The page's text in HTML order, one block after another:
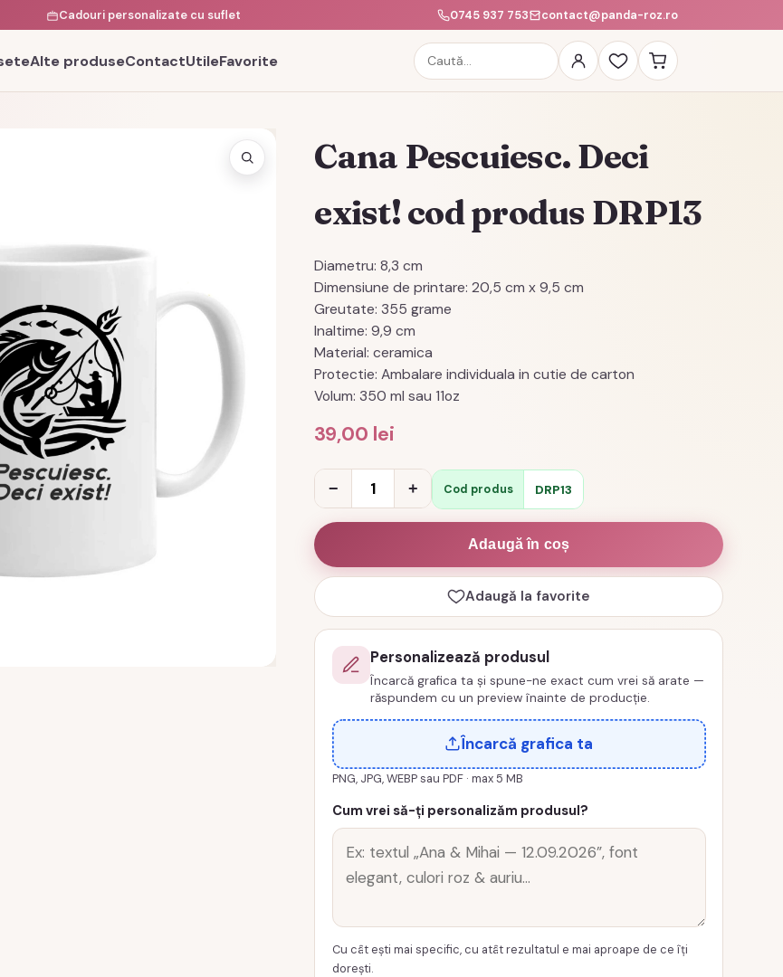
Cadouri personalizate cu suflet 0745 937 753 contact@panda-roz.ro
Alte produseContactUtileFavorite
Caută
produse
Cana Pescuiesc. Deci
exist! cod produs DRP13
Diametru: 8,3 cm
Dimensiune de printare: 20,5 cm x 9,5 cm
Greutate: 355 grame
Inaltime: 9,9 cm
Material: ceramica
Protectie: Ambalare individuala in cutie de carton
Volum: 350 ml sau 11oz
39,00 lei
−
Cantitate
Cana
Pescuiesc.
Deci
exist!
cod
produs
DRP13
+ Cod produs DRP13
Adaugă în coș
Adaugă la favorite
Personalizează produsul
Încarcă grafica ta și spune-ne exact cum vrei să arate —
răspundem cu un preview înainte de producție.
Încarcă grafica ta
PNG, JPG, WEBP sau PDF · max 5 MB
Cum vrei să-ți personalizăm produsul?
Cu cât ești mai specific, cu atât rezultatul e mai aproape de ce îți
dorești.